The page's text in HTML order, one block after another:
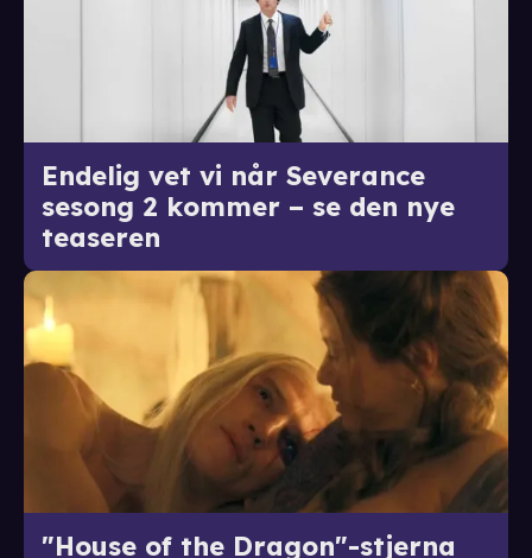
Endelig vet vi når Severance
sesong 2 kommer – se den nye
teaseren
"House of the Dragon"-stjerna